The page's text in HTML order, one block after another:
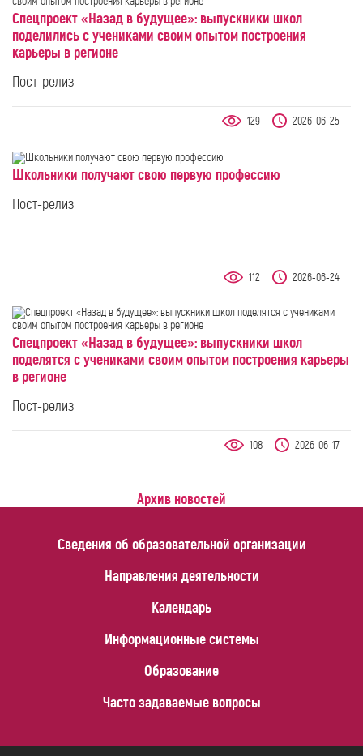
Спецпроект «Назад в будущее»: выпускники школ
поделились с учениками своим опытом построения
карьеры в регионе
Пост-релиз
2026-06-25
129
Школьники получают свою первую профессию
Пост-релиз
2026-06-24
112
Спецпроект «Назад в будущее»: выпускники школ
поделятся с учениками своим опытом построения карьеры
в регионе
Пост-релиз
2026-06-17
108
Архив новостей
Сведения об образовательной организации
Направления деятельности
Календарь
Информационные системы
Образование
Часто задаваемые вопросы